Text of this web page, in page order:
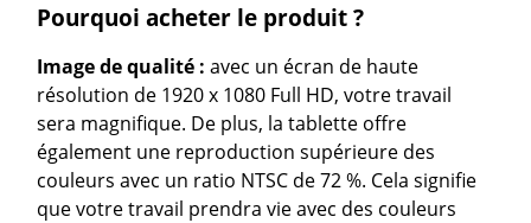
Pourquoi acheter le produit ?
Image de qualité :avec un écran de haute
résolution de 1920 x 1080 Full HD, votre travail
sera magnifique. De plus, la tablette offre
également une reproduction supérieure des
couleurs avec un ratio NTSC de 72 %. Cela signifie
que votre travail prendra vie avec des couleurs